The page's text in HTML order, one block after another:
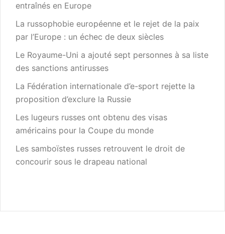
entraînés en Europe
La russophobie européenne et le rejet de la paix
par l’Europe : un échec de deux siècles
Le Royaume-Uni a ajouté sept personnes à sa liste
des sanctions antirusses
La Fédération internationale d’e-sport rejette la
proposition d’exclure la Russie
Les lugeurs russes ont obtenu des visas
américains pour la Coupe du monde
Les samboïstes russes retrouvent le droit de
concourir sous le drapeau national